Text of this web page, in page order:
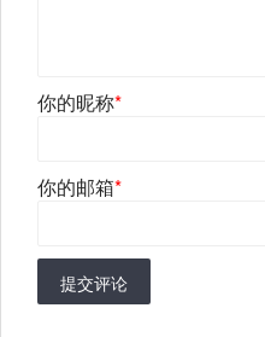
你的昵称*
你的邮箱*
提交评论